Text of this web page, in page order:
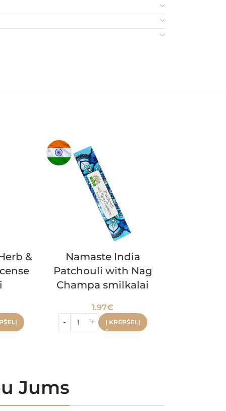
&
Namaste India
Patchouli with Nag
Champa smilkalai
1.97€
Į KREPŠELĮ
Jums